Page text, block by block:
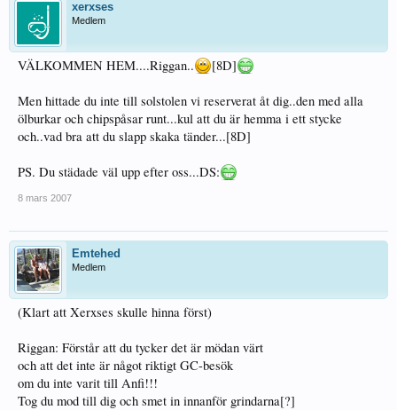
xerxses
Medlem
VÄLKOMMEN HEM....Riggan.. [8D]
Men hittade du inte till solstolen vi reserverat åt dig..den med alla
ölburkar och chipspåsar runt...kul att du är hemma i ett stycke
och..vad bra att du slapp skaka tänder...[8D]
PS. Du städade väl upp efter oss...DS:
8 mars 2007
Emtehed
Medlem
(Klart att Xerxses skulle hinna först)
Riggan: Förstår att du tycker det är mödan värt
och att det inte är något riktigt GC-besök
om du inte varit till Anfi!!!
Tog du mod till dig och smet in innanför grindarna[?]